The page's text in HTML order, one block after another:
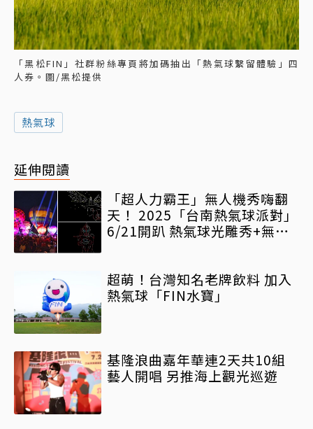
「黑松FIN」社群粉絲專頁將加碼抽出「熱氣球繫留體驗」四
人券。圖/黑松提供
熱氣球
延伸閱讀
「超人力霸王」無人機秀嗨翻
天！ 2025「台南熱氣球派對」
6/21開趴 熱氣球光雕秀+無人
超萌！台灣知名老牌飲料 加入
熱氣球「FIN水寶」
基隆浪曲嘉年華連2天共10組
藝人開唱 另推海上觀光巡遊